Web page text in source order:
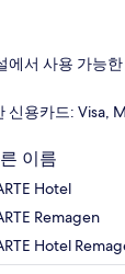
에서 사용 가능
신용카드: Visa,
이름
Hotel
Remagen
Hotel